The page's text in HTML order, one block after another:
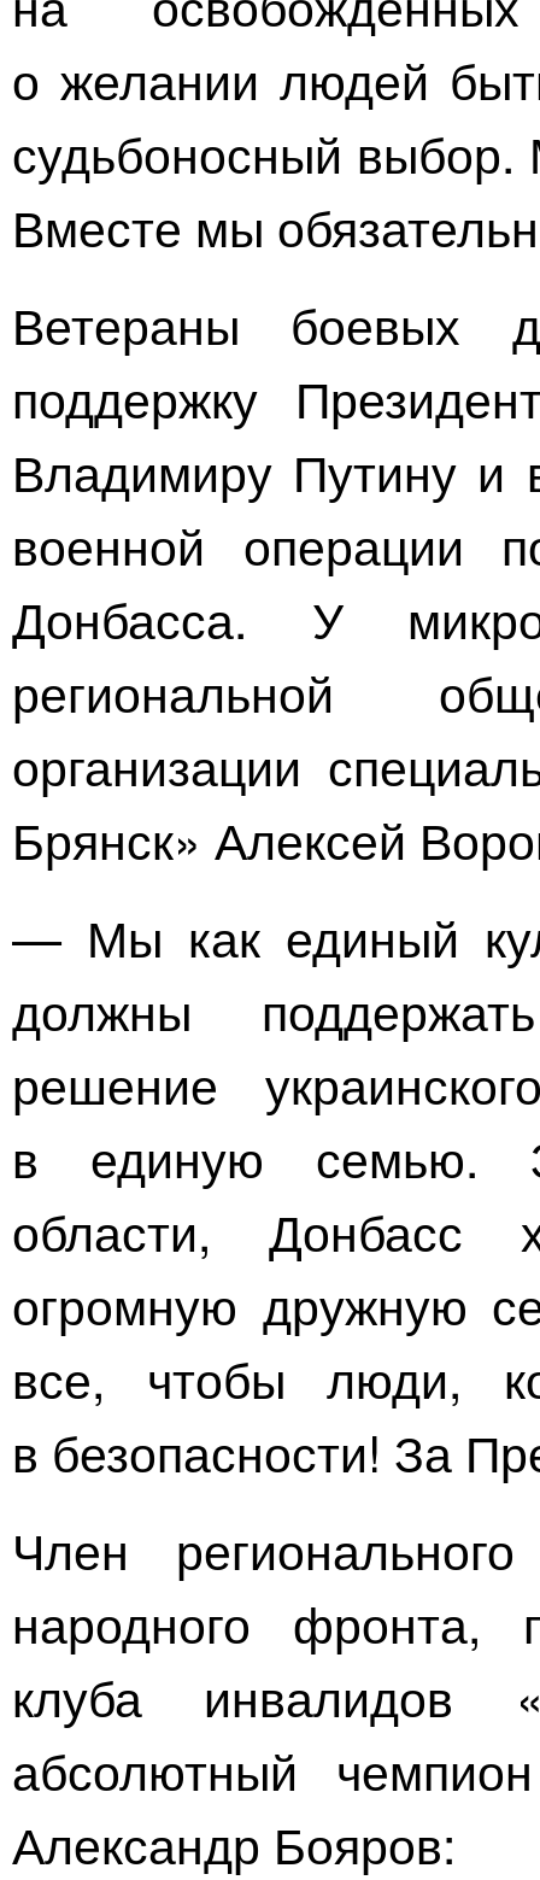
о желании людей
судьбоносный
Вместе мы
Ветераны боевых
поддержку
Владимиру Путину и
военной операции
Донбасса. У
региональной
организации
Брянск» Алексей
— Мы как единый
должны
решение
в единую семью.
области, Донбасс
огромную дружную
все, чтобы люди,
в безопасности! За
Член
народного фронта,
клуба инвалидов
абсолютный
Александр Бояров: